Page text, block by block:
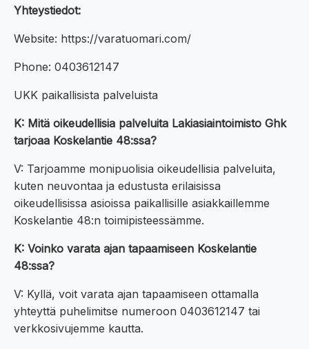
Yhteystiedot:
Website: https://varatuomari.com/
Phone: 0403612147
UKK paikallisista palveluista
K: Mitä oikeudellisia palveluita Lakiasiaintoimisto Ghk
tarjoaa Koskelantie 48:ssa?
V: Tarjoamme monipuolisia oikeudellisia palveluita,
kuten neuvontaa ja edustusta erilaisissa
oikeudellisissa asioissa paikallisille asiakkaillemme
Koskelantie 48:n toimipisteessämme.
K: Voinko varata ajan tapaamiseen Koskelantie
48:ssa?
V: Kyllä, voit varata ajan tapaamiseen ottamalla
yhteyttä puhelimitse numeroon 0403612147 tai
verkkosivujemme kautta.